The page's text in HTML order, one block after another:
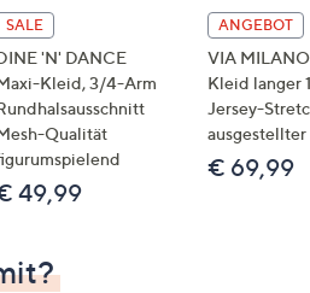
SALE
'N' DANCE
Kleid, 3/4-Arm
Qualität
49,99
ANGEBOT
VIA
Kleid langer
Jersey-
ausgestellter
€ 69,99